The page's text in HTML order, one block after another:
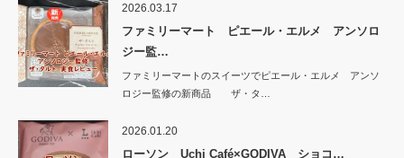
2026.03.17
ファミリーマート ピエール・エルメ アンソロ
ジー監…
ファミリーマートのスイーツでピエール・エルメ アンソ
ロジー監修の新商品 ザ・タ…
2026.01.20
ローソン Uchi Café×GODIVA ショコ…